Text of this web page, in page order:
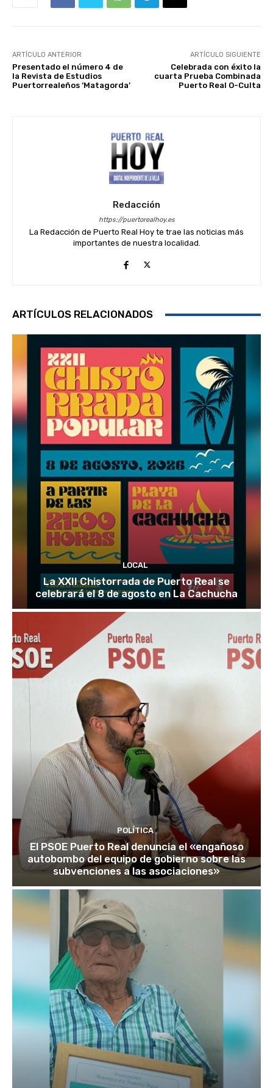
ARTÍCULO ANTERIOR
Presentado el número 4 de
la Revista de Estudios
Puertorrealeños ‘Matagorda’
ARTÍCULO SIGUIENTE
Celebrada con éxito la
cuarta Prueba Combinada
Puerto Real O-Culta
Redacción
https://puertorealhoy.es
La Redacción de Puerto Real Hoy te trae las noticias más
importantes de nuestra localidad.
ARTÍCULOS RELACIONADOS
LOCAL
La XXII Chistorrada de Puerto Real se
celebrará el 8 de agosto en La Cachucha
POLÍTICA
El PSOE Puerto Real denuncia el «engañoso
autobombo del equipo de gobierno sobre las
subvenciones a las asociaciones»